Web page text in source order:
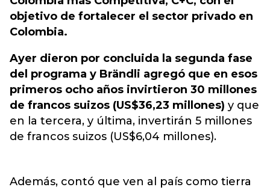
objetivo de fortalecer el sector privado en
Colombia.
Ayer dieron por concluida la segunda fase
del programa y Brändli agregó que en esos
primeros ocho años invirtieron 30 millones
de francos suizos (US$36,23 millones) y que
en la tercera, y última, invertirán 5 millones
de francos suizos (US$6,04 millones).
Además, contó que ven al país como tierra